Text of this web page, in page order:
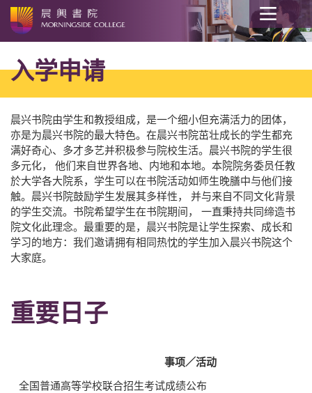
内入学申请
晨兴书院由学生和教授组成，是一个细小但充满活力的团体，
亦是为晨兴书院的最大特色。在晨兴书院茁壮成长的学生都充
满好奇心、多才多艺并积极参与院校生活。晨兴书院的学生很
多元化， 他们来自世界各地、内地和本地。本院院务委员任教
於大学各大院系，学生可以在书院活动如师生晚膳中与他们接
触。晨兴书院鼓励学生发展其多样性， 并与来自不同文化背景
的学生交流。书院希望学生在书院期间， 一直秉持共同缔造书
院文化此理念。最重要的是，晨兴书院是让学生探索、成长和
学习的地方：我们邀请拥有相同热忱的学生加入晨兴书院这个
大家庭。
重要日子
事项／活动
全国普通高等学校联合招生考试成绩公布